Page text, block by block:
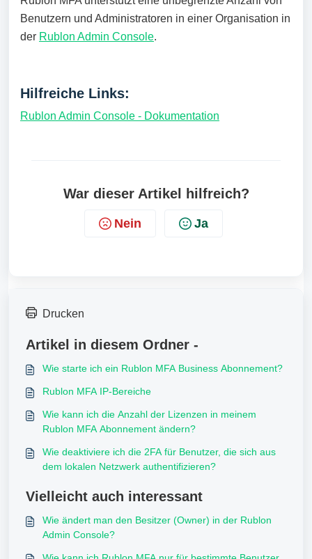
Benutzern und Administratoren in einer Organisation in
der Rublon Admin Console.
Hilfreiche Links:
Rublon Admin Console - Dokumentation
War dieser Artikel hilfreich?
Nein Ja
Drucken
Artikel in diesem Ordner -
Wie starte ich ein Rublon MFA Business Abonnement?
Rublon MFA IP-Bereiche
Wie kann ich die Anzahl der Lizenzen in meinem
Rublon MFA Abonnement ändern?
Wie deaktiviere ich die 2FA für Benutzer, die sich aus
dem lokalen Netzwerk authentifizieren?
Vielleicht auch interessant
Wie ändert man den Besitzer (Owner) in der Rublon
Admin Console?